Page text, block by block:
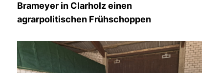
Brameyer in Clarholz einen
agrarpolitischen Frühschoppen